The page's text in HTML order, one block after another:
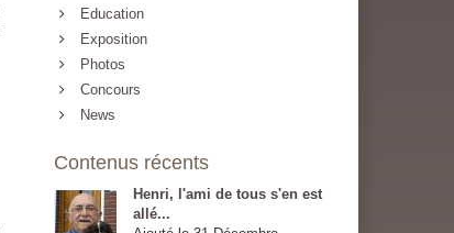
Education
Exposition
Photos
Concours
News
Contenus récents
Henri, l'ami de tous s'en est
allé...